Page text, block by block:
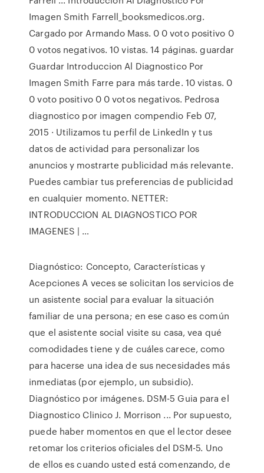
Imagen Smith Farrell_booksmedicos.org.
Cargado por Armando Mass. 0 0 voto positivo 0
0 votos negativos. 10 vistas. 14 páginas. guardar
Guardar Introduccion Al Diagnostico Por
Imagen Smith Farre para más tarde. 10 vistas. 0
0 voto positivo 0 0 votos negativos. Pedrosa
diagnostico por imagen compendio Feb 07,
2015 · Utilizamos tu perfil de LinkedIn y tus
datos de actividad para personalizar los
anuncios y mostrarte publicidad más relevante.
Puedes cambiar tus preferencias de publicidad
en cualquier momento. NETTER:
INTRODUCCION AL DIAGNOSTICO POR
IMAGENES | …
Diagnóstico: Concepto, Características y
Acepciones A veces se solicitan los servicios de
un asistente social para evaluar la situación
familiar de una persona; en ese caso es común
que el asistente social visite su casa, vea qué
comodidades tiene y de cuáles carece, como
para hacerse una idea de sus necesidades más
inmediatas (por ejemplo, un subsidio).
Diagnóstico por imágenes. DSM-5 Guia para el
Diagnostico Clinico J. Morrison ... Por supuesto,
puede haber momentos en que el lector desee
retomar los criterios oficiales del DSM-5. Uno
de ellos es cuando usted está comenzando, de